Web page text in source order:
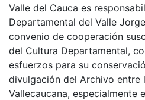
Valle del Cauca es
Departamental del Valle
convenio de cooperación
del Cultura Departamental,
esfuerzos para su
divulgación del Archivo entre
Vallecaucana, especialmente